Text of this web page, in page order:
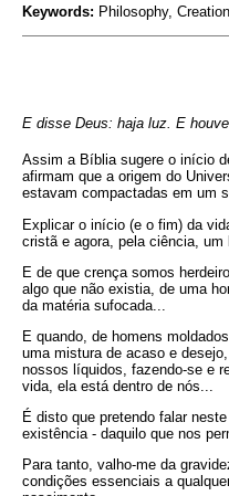
Keywords: Philosophy,
E disse Deus: haja luz. E houve
Assim a Bíblia sugere o início
afirmam que a origem do
estavam compactadas em um
Explicar o início (e o fim) da
cristã e agora, pela ciência, um
E de que crença somos
algo que não existia, de uma
da matéria sufocada...
E quando, de homens
uma mistura de acaso e
nossos líquidos, fazendo-se e
vida, ela está dentro de nós...
É disto que pretendo falar
existência - daquilo que nos
Para tanto, valho-me da
condições essenciais a